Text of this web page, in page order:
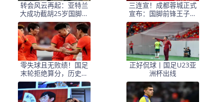
转会风云再起：亚特兰
大成功截胡25岁国脚，
罗马快速锁定18岁新星
前锋
三连宣！成都蓉城正式
宣布：国脚前锋王子铭
加盟球队
零失球且无败绩！国足
末轮拒绝算分，历史首
次进入8强
正好侃球丨国足U23亚
洲杯出线